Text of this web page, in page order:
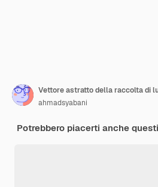
Vettore astratto della raccolta di
ahmadsyabani
Potrebbero piacerti anche